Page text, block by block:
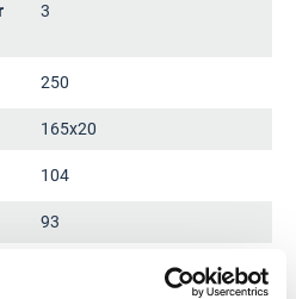
3
250
165x20
104
93